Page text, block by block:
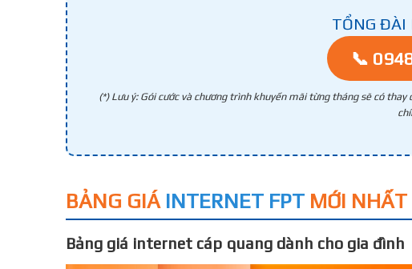
TỔNG ĐÀI
📞
(*) Lưu ý: Gói cước và chương trình khuyến mãi từng tháng sẽ có
BẢNG GIÁ INTERNET FPT MỚI NHẤT
Bảng giá internet cáp quang dành cho gia đình